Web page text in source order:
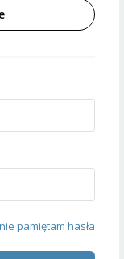
nie pamiętam hasła